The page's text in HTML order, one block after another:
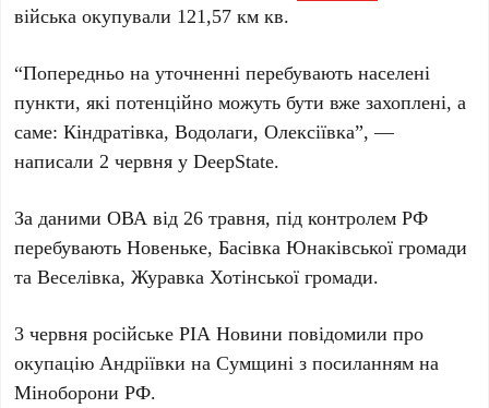
війська окупували 121,57 км кв.
“Попередньо на уточненні перебувають населені
пункти, які потенційно можуть бути вже захоплені, а
саме: Кіндратівка, Водолаги, Олексіївка”, —
написали 2 червня у DeepState.
За даними ОВА від 26 травня, під контролем РФ
перебувають Новеньке, Басівка Юнаківської громади
та Веселівка, Журавка Хотінської громади.
3 червня російське РІА Новини повідомили про
окупацію Андріївки на Сумщині з посиланням на
Міноборони РФ.